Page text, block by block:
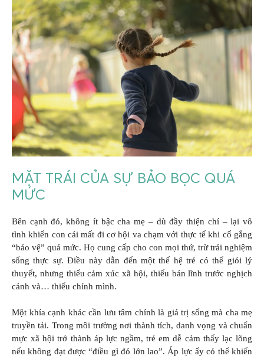
MẶT TRÁI CỦA SỰ BẢO BỌC QUÁ
MỨC
Bên cạnh đó, không ít bậc cha mẹ – dù đầy thiện chí – lại vô
tình khiến con cái mất đi cơ hội va chạm với thực tế khi cố gắng
“bảo vệ” quá mức. Họ cung cấp cho con mọi thứ, trừ trải nghiệm
sống thực sự. Điều này dẫn đến một thế hệ trẻ có thể giỏi lý
thuyết, nhưng thiếu cảm xúc xã hội, thiếu bản lĩnh trước nghịch
cảnh và… thiếu chính mình.
Một khía cạnh khác cần lưu tâm chính là giá trị sống mà cha mẹ
truyền tải. Trong môi trường nơi thành tích, danh vọng và chuẩn
mực xã hội trở thành áp lực ngầm, trẻ em dễ cảm thấy lạc lõng
nếu không đạt được “điều gì đó lớn lao”. Áp lực ấy có thể khiến